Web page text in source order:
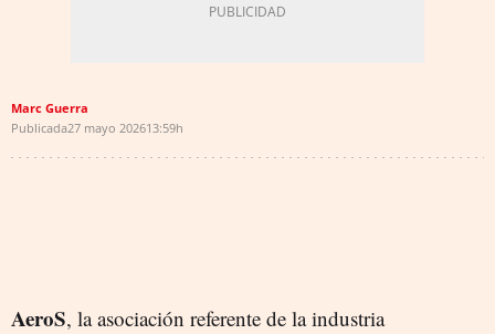
Marc Guerra
Publicada27 mayo 202613:59h
AeroS, la asociación referente de la industria